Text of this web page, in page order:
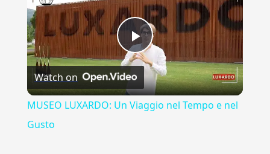
Play
Video
Watch on
MUSEO LUXARDO: Un Viaggio nel Tempo e nel
Gusto